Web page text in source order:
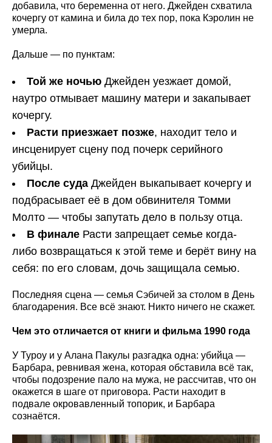
добавила, что беременна от него. Джейден схватила
кочергу от камина и била до тех пор, пока Кэролин не
умерла.
Дальше — по пунктам:
Той же ночью Джейден уезжает домой,
наутро отмывает машину матери и закапывает
кочергу.
Расти приезжает позже, находит тело и
инсценирует сцену под почерк серийного
убийцы.
После суда Джейден выкапывает кочергу и
подбрасывает её в дом обвинителя Томми
Молто — чтобы запутать дело в пользу отца.
В финале Расти запрещает семье когда-
либо возвращаться к этой теме и берёт вину на
себя: по его словам, дочь защищала семью.
Последняя сцена — семья Сэбичей за столом в День
благодарения. Все всё знают. Никто ничего не скажет.
Чем это отличается от книги и фильма 1990 года
У Туроу и у Алана Пакулы разгадка одна: убийца —
Барбара, ревнивая жена, которая обставила всё так,
чтобы подозрение пало на мужа, не рассчитав, что он
окажется в шаге от приговора. Расти находит в
подвале окровавленный топорик, и Барбара
сознаётся.